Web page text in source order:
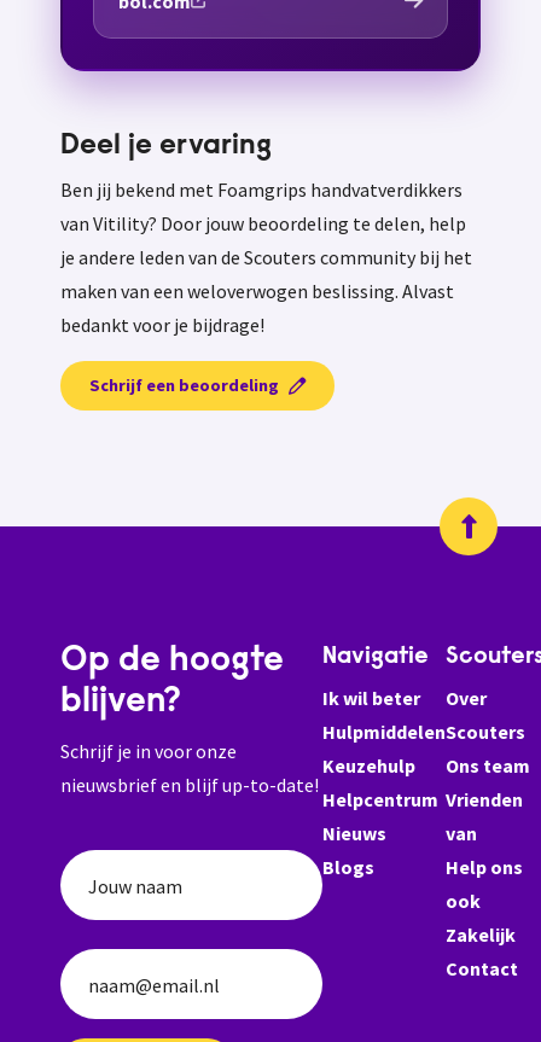
Deel je ervaring
Ben jij bekend met Foamgrips handvatverdikkers
van Vitility? Door jouw beoordeling te delen, help
je andere leden van de Scouters community bij het
maken van een weloverwogen beslissing. Alvast
bedankt voor je bijdrage!
Schrijf een beoordeling
Op de hoogte
blijven?
Schrijf je in voor onze
nieuwsbrief en blijf up-to-date!
Jouw naam
naam@email.nl
Navigatie
Ik wil beter
Hulpmiddelen
Keuzehulp
Helpcentrum
Nieuws
Blogs
Over
Scouters
Ons team
Vrienden
van
Help ons
ook
Zakelijk
Contact